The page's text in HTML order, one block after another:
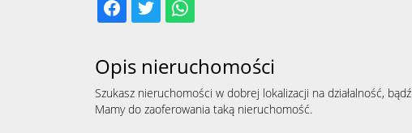
Opis nieruchomości
Szukasz nieruchomości w dobrej lokalizacji na działalność,
Mamy do zaoferowania taką nieruchomość.